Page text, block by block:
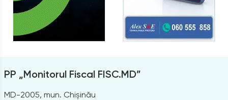
PP „Monitorul Fiscal FISC.MD”
MD-2005, mun. Chișinău